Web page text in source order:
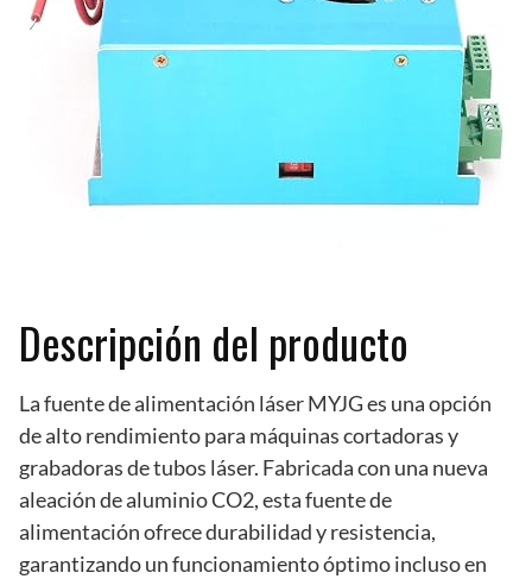
Descripción del producto
La fuente de alimentación láser MYJG es una opción
de alto rendimiento para máquinas cortadoras y
grabadoras de tubos láser. Fabricada con una nueva
aleación de aluminio CO2, esta fuente de
alimentación ofrece durabilidad y resistencia,
garantizando un funcionamiento óptimo incluso en